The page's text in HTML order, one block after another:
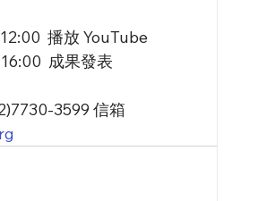
播放 YouTube
成果發表
3599 信箱